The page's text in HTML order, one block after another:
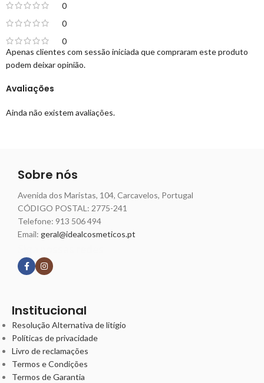
0
0
0
Avaliações
Ainda não existem avaliações.
Apenas clientes com sessão iniciada que compraram este produto
podem deixar opinião.
Sobre nós
Avenida dos Maristas, 104, Carcavelos, Portugal
CÓDIGO POSTAL: 2775-241
Telefone: 913 506 494
Email: geral@idealcosmeticos.pt
Institucional
Resolução Alternativa de litígio
Políticas de privacidade
Livro de reclamações
Termos e Condições
Termos de Garantia